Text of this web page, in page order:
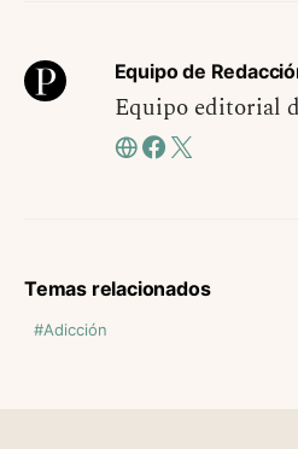
Equipo de
Equipo editorial
Temas relacionados
Adicción